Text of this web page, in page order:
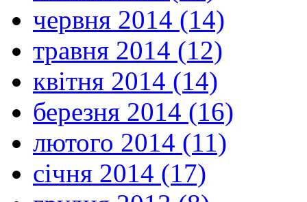
червня 2014 (14)
травня 2014 (12)
квітня 2014 (14)
березня 2014 (16)
лютого 2014 (11)
січня 2014 (17)